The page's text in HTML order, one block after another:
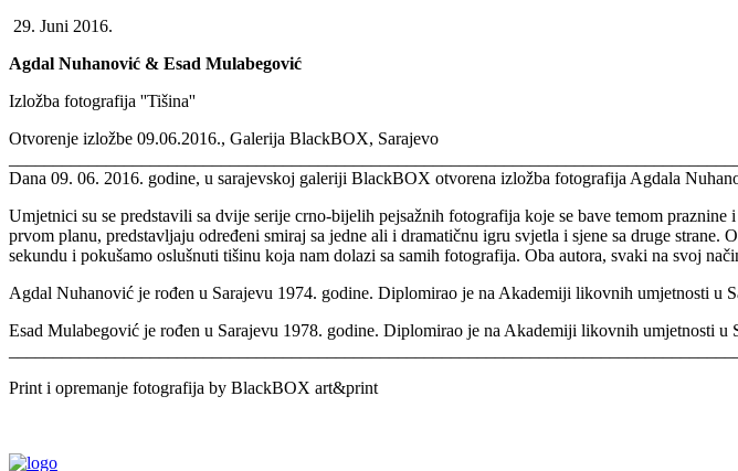
29. Juni 2016.
Agdal Nuhanović & Esad Mulabegović
Izložba fotografija ''Tišina''
Otvorenje izložbe 09.06.2016., Galerija BlackBOX, Sarajevo
Dana 09. 06. 2016. godine, u sarajevskoj galeriji BlackBOX otvorena izložba fotografija Agdala
Umjetnici su se predstavili sa dvije serije crno-bijelih pejsažnih fotografija koje se bave temom
prvom planu, predstavljaju određeni smiraj sa jedne ali i dramatičnu igru svjetla i sjene sa druge
sekundu i pokušamo oslušnuti tišinu koja nam dolazi sa samih fotografija. Oba autora, svaki na svoj
Agdal Nuhanović je rođen u Sarajevu 1974. godine. Diplomirao je na Akademiji likovnih umjetnosti u
Esad Mulabegović je rođen u Sarajevu 1978. godine. Diplomirao je na Akademiji likovnih umjetnosti u
Print i opremanje fotografija by BlackBOX art&print